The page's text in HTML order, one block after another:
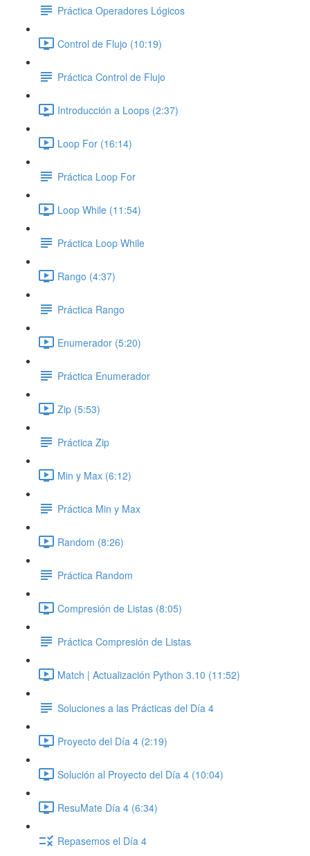
Práctica Operadores Lógicos
Control de Flujo (10:19)
Práctica Control de Flujo
Introducción a Loops (2:37)
Loop For (16:14)
Práctica Loop For
Loop While (11:54)
Práctica Loop While
Rango (4:37)
Práctica Rango
Enumerador (5:20)
Práctica Enumerador
Zip (5:53)
Práctica Zip
Min y Max (6:12)
Práctica Min y Max
Random (8:26)
Práctica Random
Compresión de Listas (8:05)
Práctica Compresión de Listas
Match | Actualización Python 3.10 (11:52)
Soluciones a las Prácticas del Día 4
Proyecto del Día 4 (2:19)
Solución al Proyecto del Día 4 (10:04)
ResuMate Día 4 (6:34)
Repasemos el Día 4